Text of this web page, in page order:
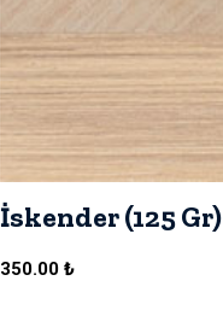
İskender (125 Gr)
350.00 ₺